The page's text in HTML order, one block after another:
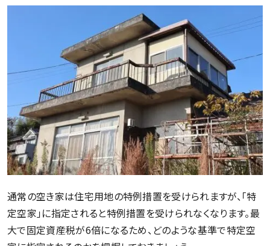
通常の空き家は住宅用地の特例措置を受けられますが、「特
定空家」に指定されると特例措置を受けられなくなります。最
大で固定資産税が6倍になるため、どのような基準で特定空